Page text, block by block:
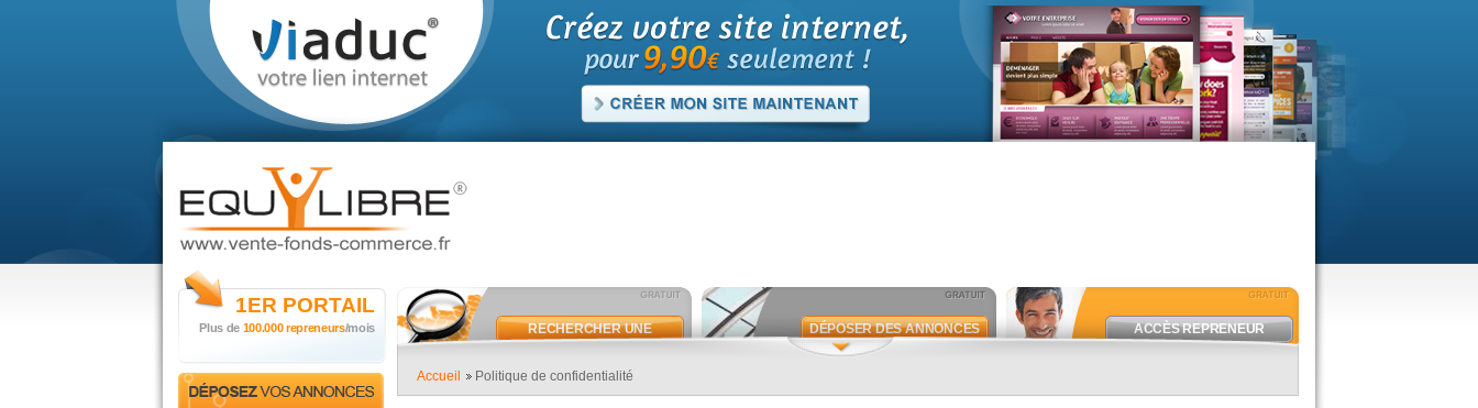
1ER PORTAIL
Plus de 100.000 repreneurs/mois
RECHERCHER UNE
DÉPOSER DES ANNONCES ACCÈS REPRENEUR
Accueil Politique de confidentialité